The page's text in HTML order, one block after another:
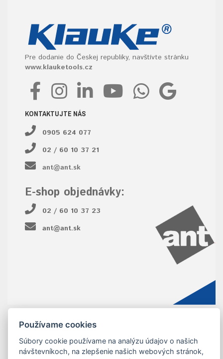
Pre dodanie do Českej republiky, navštívte stránku
www.klauketools.cz
KONTAKTUJTE NÁS
0905 624 077
02 / 60 10 37 21
ant@ant.sk
E-shop objednávky:
02 / 60 10 37 23
ant@ant.sk
Používame cookies
Súbory cookie používame na analýzu údajov o našich
návštevníkoch, na zlepšenie našich webových stránok,